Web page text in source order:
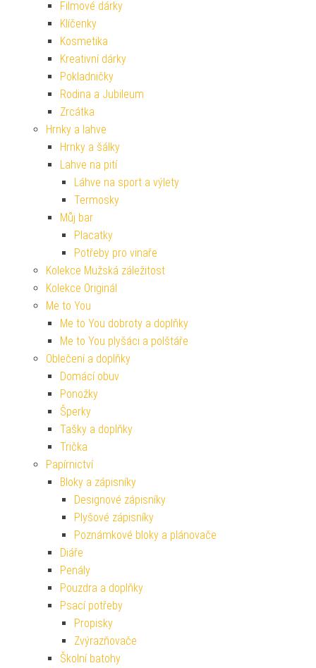
Filmové dárky
Klíčenky
Kosmetika
Kreativní dárky
Pokladničky
Rodina a Jubileum
Zrcátka
Hrnky a lahve
Hrnky a šálky
Lahve na pití
Láhve na sport a výlety
Termosky
Můj bar
Placatky
Potřeby pro vinaře
Kolekce Mužská záležitost
Kolekce Originál
Me to You
Me to You dobroty a doplňky
Me to You plyšáci a polštáře
Oblečení a doplňky
Domácí obuv
Ponožky
Šperky
Tašky a doplňky
Trička
Papírnictví
Bloky a zápisníky
Designové zápisníky
Plyšové zápisníky
Poznámkové bloky a plánovače
Diáře
Penály
Pouzdra a doplňky
Psací potřeby
Propisky
Zvýrazňovače
Školní batohy